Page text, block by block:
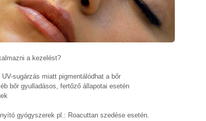
a kezelést?
sugárzás miatt pigmentálódhat a bőr
bőr gyulladásos, fertőző állapotai esetén
gyógyszerek pl.: Roacuttan szedése esetén.